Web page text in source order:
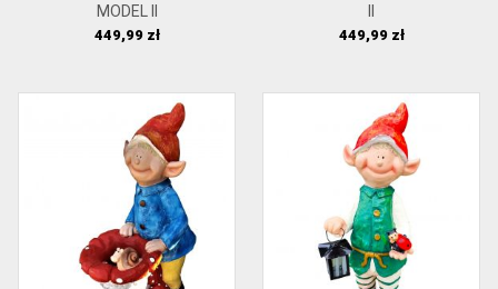
MODEL II
Cena
449,99 zł Cena
449,99 zł